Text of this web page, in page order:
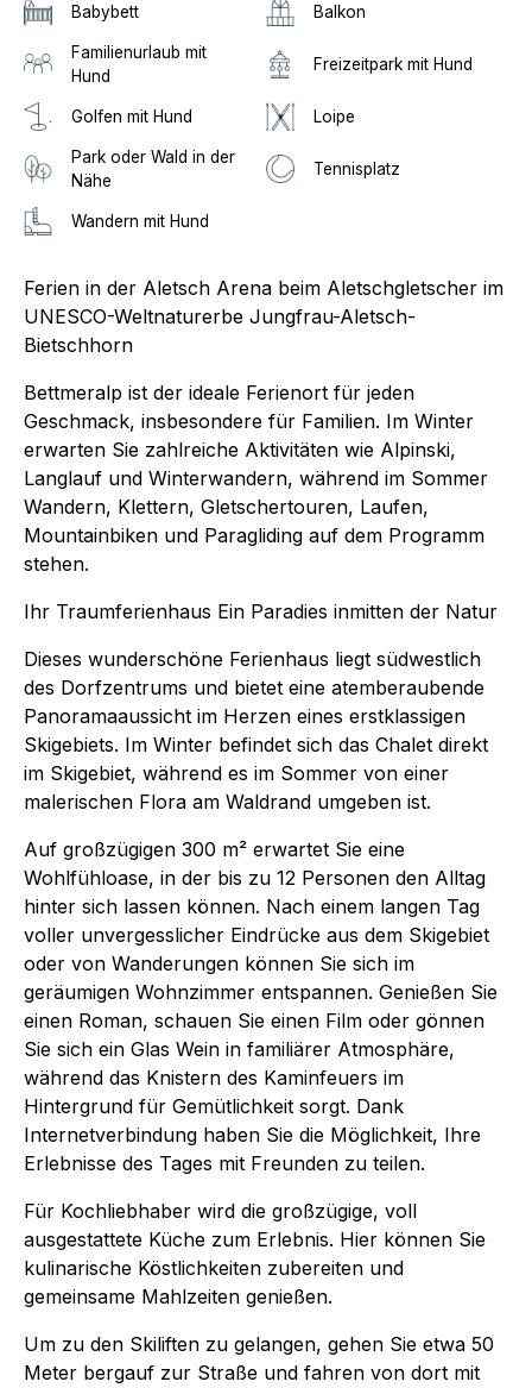
Babybett Balkon
Familienurlaub mit
Hund
Freizeitpark mit Hund
Golfen mit Hund Loipe
Park oder Wald in der
Nähe
Tennisplatz
Wandern mit Hund
Ferien in der Aletsch Arena beim Aletschgletscher im
UNESCO-Weltnaturerbe Jungfrau-Aletsch-
Bietschhorn
Bettmeralp ist der ideale Ferienort für jeden
Geschmack, insbesondere für Familien. Im Winter
erwarten Sie zahlreiche Aktivitäten wie Alpinski,
Langlauf und Winterwandern, während im Sommer
Wandern, Klettern, Gletschertouren, Laufen,
Mountainbiken und Paragliding auf dem Programm
stehen.
Ihr Traumferienhaus Ein Paradies inmitten der Natur
Dieses wunderschöne Ferienhaus liegt südwestlich
des Dorfzentrums und bietet eine atemberaubende
Panoramaaussicht im Herzen eines erstklassigen
Skigebiets. Im Winter befindet sich das Chalet direkt
im Skigebiet, während es im Sommer von einer
malerischen Flora am Waldrand umgeben ist.
Auf großzügigen 300 m² erwartet Sie eine
Wohlfühloase, in der bis zu 12 Personen den Alltag
hinter sich lassen können. Nach einem langen Tag
voller unvergesslicher Eindrücke aus dem Skigebiet
oder von Wanderungen können Sie sich im
geräumigen Wohnzimmer entspannen. Genießen Sie
einen Roman, schauen Sie einen Film oder gönnen
Sie sich ein Glas Wein in familiärer Atmosphäre,
während das Knistern des Kaminfeuers im
Hintergrund für Gemütlichkeit sorgt. Dank
Internetverbindung haben Sie die Möglichkeit, Ihre
Erlebnisse des Tages mit Freunden zu teilen.
Für Kochliebhaber wird die großzügige, voll
ausgestattete Küche zum Erlebnis. Hier können Sie
kulinarische Köstlichkeiten zubereiten und
gemeinsame Mahlzeiten genießen.
Um zu den Skiliften zu gelangen, gehen Sie etwa 50
Meter bergauf zur Straße und fahren von dort mit